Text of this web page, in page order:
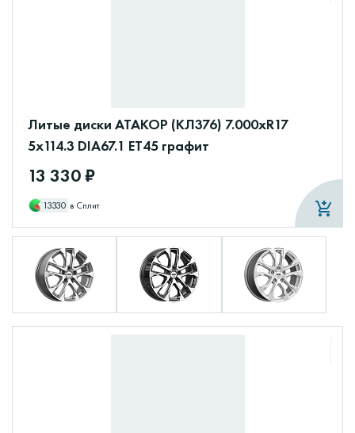
Литые диски АТАКОР (КЛ376) 7.000xR17
5x114.3 DIA67.1 ET45 графит
13 330 ₽
13330 в Сплит